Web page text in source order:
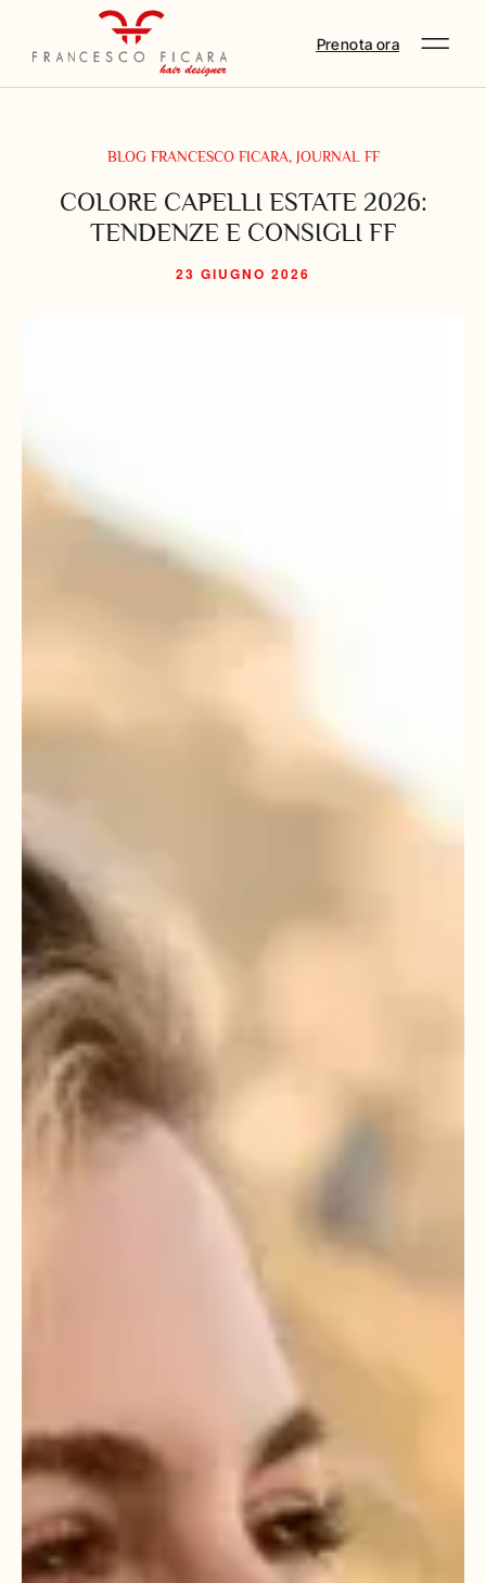
Prenota ora
BLOG FRANCESCO FICARA, JOURNAL FF
COLORE CAPELLI ESTATE 2026:
TENDENZE E CONSIGLI FF
23 GIUGNO 2026